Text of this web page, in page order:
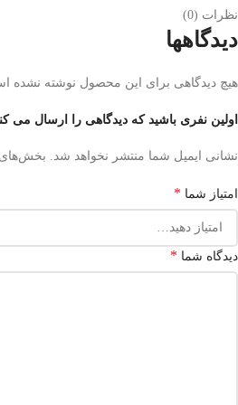
نظرات (0)
دیدگاهها
هیچ دیدگاهی برای این محصول نوشته نشده
اولین نفری باشید که دیدگاهی را ارسال می
نشانی ایمیل شما منتشر نخواهد شد. بخش‌های
امتیاز شما *
دیدگاه شما *